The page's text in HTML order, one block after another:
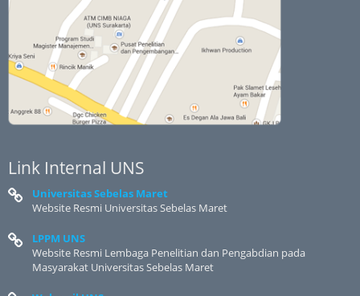
Link Internal UNS
Universitas Sebelas Maret
Website Resmi Universitas Sebelas Maret
LPPM UNS
Website Resmi Lembaga Penelitian dan Pengabdian pada
Masyarakat Universitas Sebelas Maret